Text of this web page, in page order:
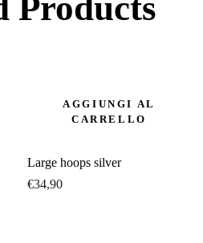
AGGIUNGI AL
CARRELLO
Large hoops silver
€34,90